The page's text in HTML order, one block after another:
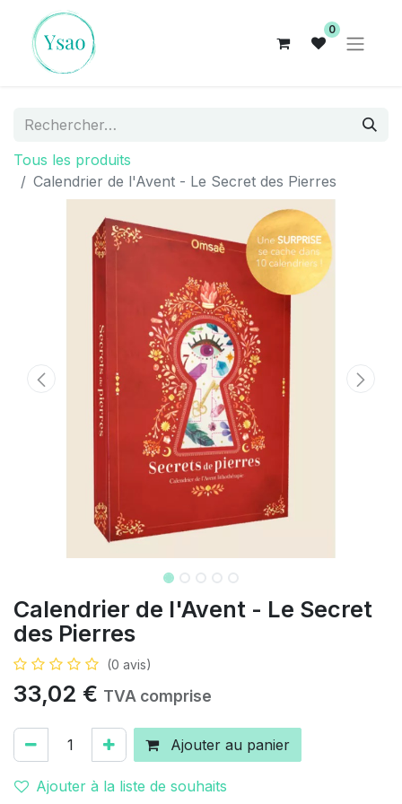
0
Tous les produits
Calendrier de l'Avent - Le Secret des Pierres
Calendrier de l'Avent - Le Secret
des Pierres
(0 avis)
33,02 € TVA comprise
Ajouter au panier
Ajouter à la liste de souhaits